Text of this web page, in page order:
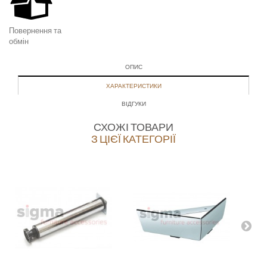
Повернення та
обмін
ОПИС
ХАРАКТЕРИСТИКИ
ВІДГУКИ
СХОЖІ ТОВАРИ
З ЦІЄЇ КАТЕГОРІЇ